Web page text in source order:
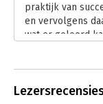
praktijk van
en vervolgens
wat er geleerd
worden, maakt